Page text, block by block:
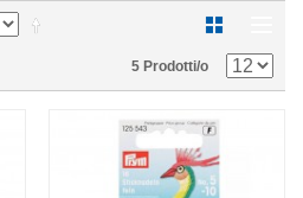
5 Prodotti/o